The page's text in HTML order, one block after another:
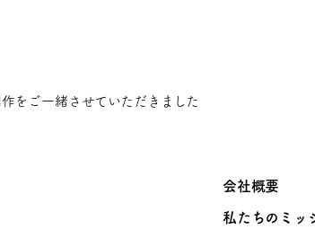
をご一緒させていただきました
会社概要
私たちのミッ